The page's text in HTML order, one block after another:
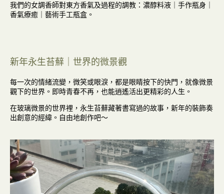
我們的女調香師對東方香氣及過程的調教：濃醇料液｜手作瓶身｜
香氣療癒｜藝術手工瓶盒。
新年永生苔蘚｜世界的微景觀
每一次的情緒流變，微笑或眼淚，都是眼睛按下的快門，就像微景
觀下的世界。即時青春不再，也能逍遙活出更精彩的人生。
在玻璃微景的世界裡，永生苔蘚藏著書寫過的故事，新年的裝飾奏
出創意的經緯。自由地創作吧～